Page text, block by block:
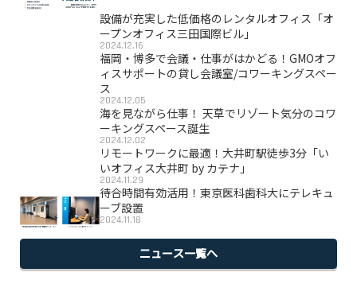
設備が充実した低価格のレンタルオフィス「オ
ープンオフィス三田国際ビル」
2024.12.16
福岡・博多で会議・仕事がはかどる！GMOオフ
ィスサポートの貸し会議室/コワーキングスペー
ス
2024.12.05
海を見ながら仕事！ 天草でリゾート気分のコワ
ーキングスペース誕生
2024.12.02
リモートワークに最適！大井町駅徒歩3分「い
いオフィス大井町 by カテナ」
2024.11.29
待合時間有効活用！東京医科歯科大にテレキュ
ーブ設置
2024.11.18
ニュース一覧へ